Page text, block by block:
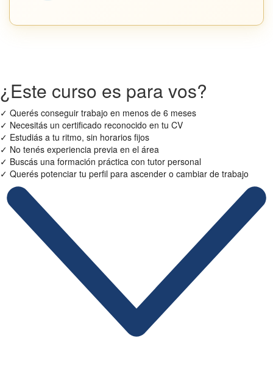
¿Este curso es para vos?
✓ Querés conseguir trabajo en menos de 6 meses
✓ Necesitás un certificado reconocido en tu CV
✓ Estudiás a tu ritmo, sin horarios fijos
✓ No tenés experiencia previa en el área
✓ Buscás una formación práctica con tutor personal
✓ Querés potenciar tu perfil para ascender o cambiar de trabajo